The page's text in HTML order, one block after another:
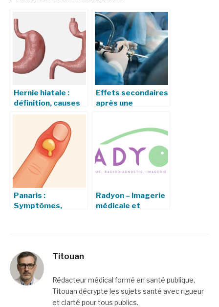
Hernie hiatale :
définition, causes
et traitements
Effets secondaires
après une
Panaris :
Symptômes,
Radyon – Imagerie
médicale et
Titouan
Rédacteur médical formé en santé publique,
Titouan décrypte les sujets santé avec rigueur
et clarté pour tous publics.